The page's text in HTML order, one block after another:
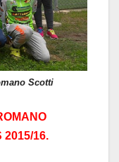
Scotti
2015/16.